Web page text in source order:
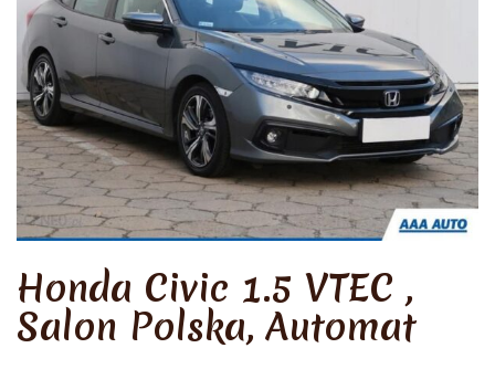
Honda Civic 1.5 VTEC ,
Salon Polska, Automat